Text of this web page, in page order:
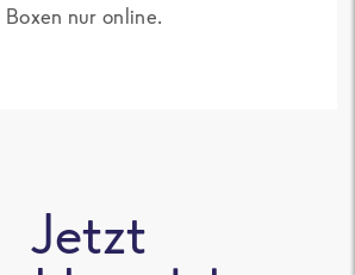
Boxen nur online.
Jetzt